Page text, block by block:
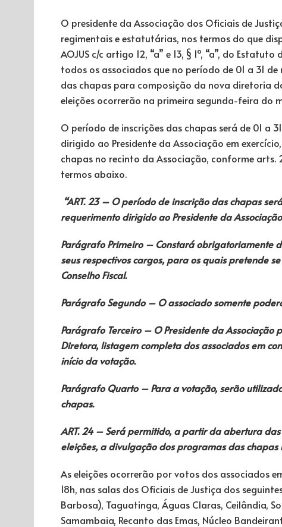
O presidente da Associação dos Oficiais de
regimentais e estatutárias, nos termos do que
AOJUS c/c artigo 12, “a” e 13, § 1º, “a”, do
todos os associados que no período de 01 a 31
das chapas para composição da nova diretoria
eleições ocorrerão na primeira segunda-feira do
O período de inscrições das chapas será de 01 a
dirigido ao Presidente da Associação em
chapas no recinto da Associação, conforme arts.
termos abaixo.
“ART. 23 – O período de inscrição das chapas
requerimento dirigido ao Presidente da
Parágrafo Primeiro – Constará obrigatoriamente
seus respectivos cargos, para os quais pretende
Conselho Fiscal.
Parágrafo Segundo – O associado somente
Parágrafo Terceiro – O Presidente da
Diretora, listagem completa dos associados em
início da votação.
Parágrafo Quarto – Para a votação, serão
chapas.
ART. 24 – Será permitido, a partir da abertura
eleições, a divulgação dos programas das chapas
As eleições ocorrerão por votos dos associados
18h, nas salas dos Oficiais de Justiça dos
Barbosa), Taguatinga, Águas Claras, Ceilândia,
Samambaia, Recanto das Emas, Núcleo